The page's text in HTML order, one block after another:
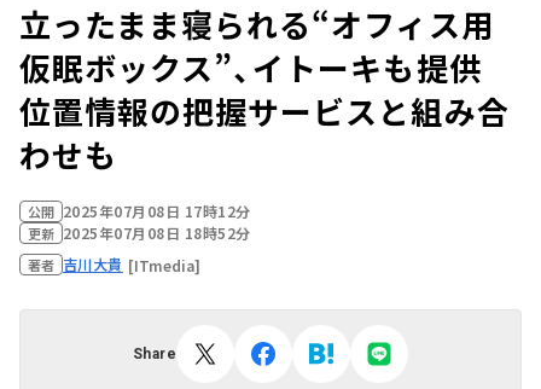
立ったまま寝られる“オフィス用
仮眠ボックス”、イトーキも提供
位置情報の把握サービスと組み合
わせも
公開 2025年07月08日 17時12分
更新 2025年07月08日 18時52分
著者 吉川大貴 [ITmedia]
Share